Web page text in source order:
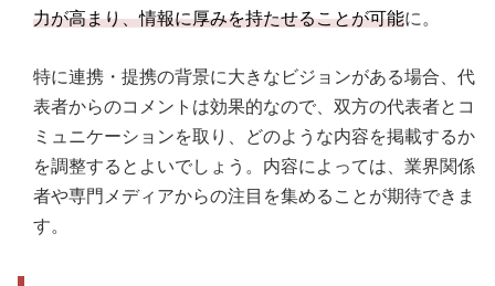
力が高まり、情報に厚みを持たせることが可能に。
特に連携・提携の背景に大きなビジョンがある場合、代
表者からのコメントは効果的なので、双方の代表者とコ
ミュニケーションを取り、どのような内容を掲載するか
を調整するとよいでしょう。内容によっては、業界関係
者や専門メディアからの注目を集めることが期待できま
す。